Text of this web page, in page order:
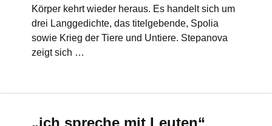
Körper kehrt wieder heraus. Es handelt sich um
drei Langgedichte, das titelgebende, Spolia
sowie Krieg der Tiere und Untiere. Stepanova
zeigt sich …
„ich spreche mit Leuten“